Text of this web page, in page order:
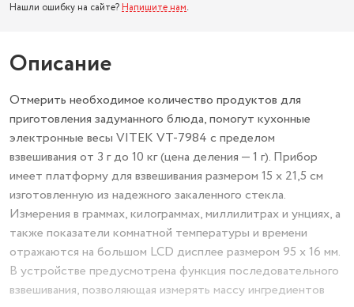
Нашли ошибку на сайте? Напишите нам.
Описание
Отмерить необходимое количество продуктов для
приготовления задуманного блюда, помогут кухонные
электронные весы VITEK VT-7984 с пределом
взвешивания от 3 г до 10 кг (цена деления — 1 г). Прибор
имеет платформу для взвешивания размером 15 х 21,5 см
изготовленную из надежного закаленного стекла.
Измерения в граммах, килограммах, миллилитрах и унциях, а
также показатели комнатной температуры и времени
отражаются на большом LCD дисплее размером 95 х 16 мм.
В устройстве предусмотрена функция последовательного
взвешивания, позволяющая измерять массу ингредиентов